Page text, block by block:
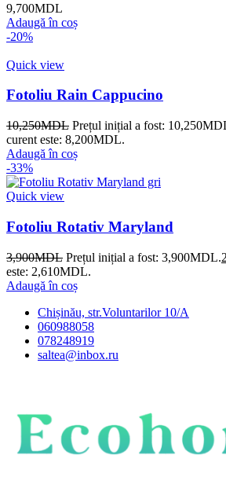
9,700MDL
Adaugă în coș
-20%
Quick view
Fotoliu Rain Cappucino
10,250MDL Prețul inițial a fost:
curent este: 8,200MDL.
Adaugă în coș
-33%
Quick view
Fotoliu Rotativ Maryland
3,900MDL Prețul inițial a fost: 3,900MDL.
este: 2,610MDL.
Adaugă în coș
Chișinău, str.Voluntarilor 10/A
060988058
078248919
saltea@inbox.ru